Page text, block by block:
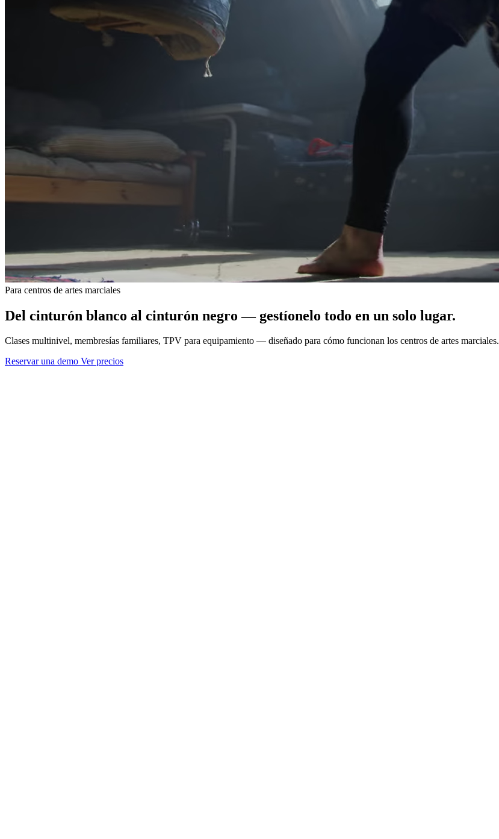
Para centros de artes marciales
Del cinturón blanco al cinturón negro — gestíonelo todo en un solo lugar.
Clases multinivel, membresías familiares, TPV para equipamiento — diseñado para cómo funcionan los centros de artes marciales.
Reservar una demo Ver precios